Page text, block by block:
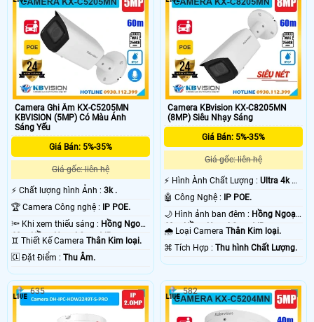
Camera Ghi Âm KX-C5205MN
KBVISION (5MP) Có Màu Ánh
Sáng Yếu
Giá Bán: 5%-35%
Giá gốc: liên hệ
️⚡ Chất lượng hình Ảnh : 3k .
🏆 Camera Công nghệ :
IP POE.
🔦 Khi xem thiếu sáng : Hồng Ngoại
60m Hồng Ngoại Smart IR.
♊ Thiết Kế Camera Thân Kim loại.
️🆑 Đặt Điểm : Thu Âm.
Camera KBvision KX-C8205MN
(8MP) Siêu Nhạy Sáng
Giá Bán: 5%-35%
Giá gốc: liên hệ
️⚡ Hình Ành Chất Lượng :Ultra 4k 👍🏾
.
🤖️ Công Nghệ :
IP POE.
🌙 Hình ảnh ban đêm : Hồng Ngoại
60m Hồng Ngoại Smart IR.
🌧️ Loại CameraThân Kim loại.
️⌘ Tích Hợp :Thu hình Chất Lượng.
635 582